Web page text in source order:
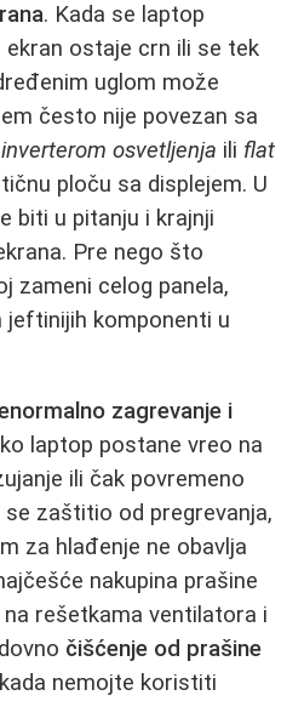
. Kada se laptop
ekran ostaje crn ili se tek
uglom može
često nije povezan sa
inverterom osvetljenja ili flat
ploču sa displejem. U
biti u pitanju i krajnji
Pre nego što
zameni celog panela,
jeftinijih komponenti u
zagrevanje i
laptop postane vreo na
ili čak povremeno
zaštitio od pregrevanja,
za hlađenje ne obavlja
nakupina prašine
rešetkama ventilatora i
čišćenje od prašine
nemojte koristiti